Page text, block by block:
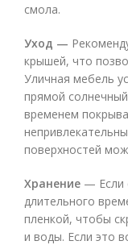
смола.
Уход —
крышей, что
Уличная мебель
прямой
временем
поверхностей
Хранение — Если
длительного
пленкой, чтобы
и воды. Если это